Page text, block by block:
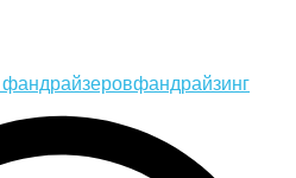
фандрайзеровфандрайзинг